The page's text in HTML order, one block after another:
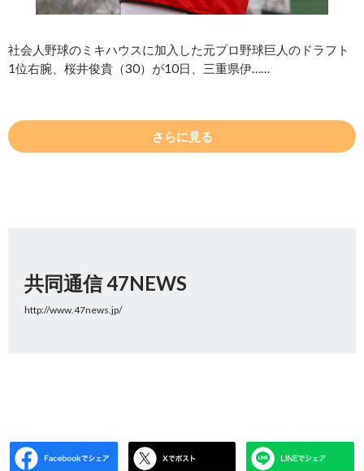
社会人野球のミキハウスに加入した元プロ野球巨人のドラフト
1位右腕、桜井俊貴（30）が10日、三重県伊……
さらに見る
共同通信 47NEWS
http://www.47news.jp/